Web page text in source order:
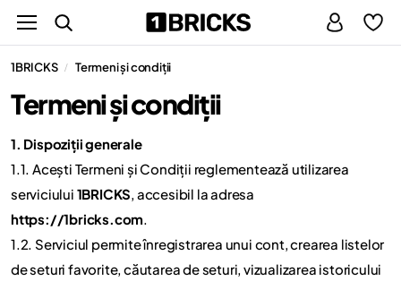
1BRICKS / Termeni și condiții
Termeni și condiții
1. Dispoziții generale
1.1. Acești Termeni și Condiții reglementează utilizarea
serviciului 1BRICKS, accesibil la adresa
https://1bricks.com.
1.2. Serviciul permite înregistrarea unui cont, crearea listelor
de seturi favorite, căutarea de seturi, vizualizarea istoricului